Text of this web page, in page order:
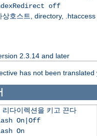
off
상호스트, directory, .htaccess
2.3.14 and later
has not been
리다이렉션을 키고 끈다
On|Off
On